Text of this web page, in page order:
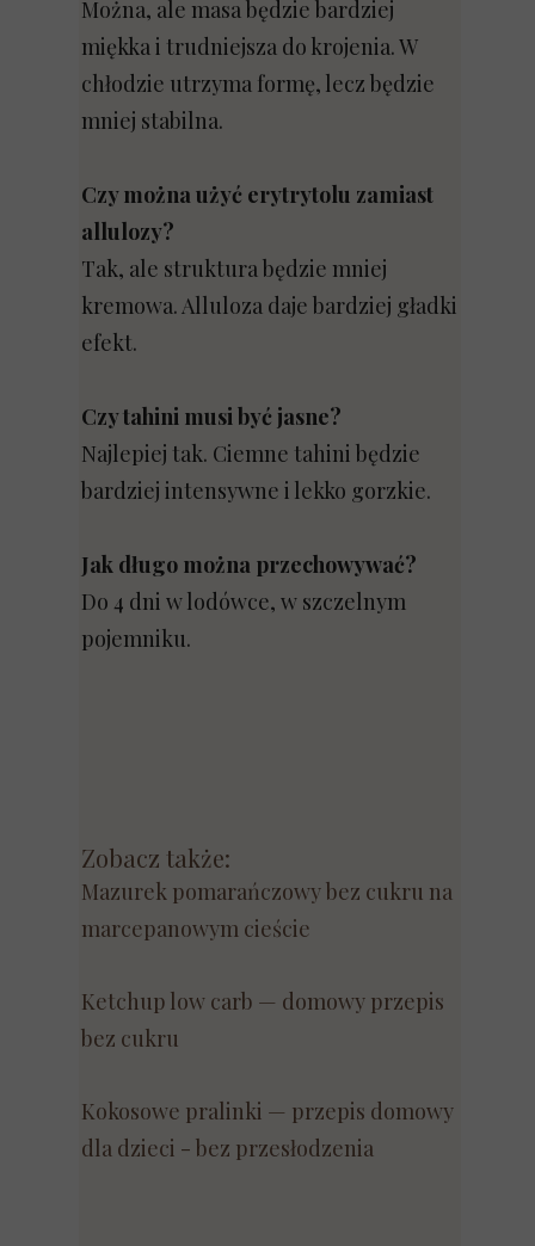
Można, ale masa będzie bardziej
miękka i trudniejsza do krojenia. W
chłodzie utrzyma formę, lecz będzie
mniej stabilna.
Czy można użyć erytrytolu zamiast
allulozy?
Tak, ale struktura będzie mniej
kremowa. Alluloza daje bardziej gładki
efekt.
Czy tahini musi być jasne?
Najlepiej tak. Ciemne tahini będzie
bardziej intensywne i lekko gorzkie.
Jak długo można przechowywać?
Do 4 dni w lodówce, w szczelnym
pojemniku.
Zobacz także:
Mazurek pomarańczowy bez cukru na
marcepanowym cieście
Ketchup low carb — domowy przepis
bez cukru
Kokosowe pralinki — przepis domowy
dla dzieci - bez przesłodzenia